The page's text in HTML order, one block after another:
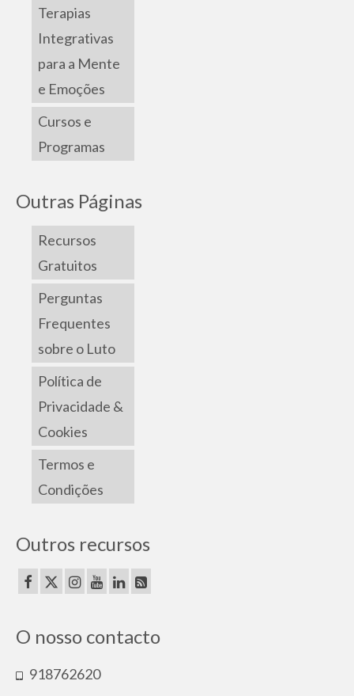
Terapias
Integrativas
para a Mente
e Emoções
Cursos e
Programas
Outras Páginas
Recursos
Gratuitos
Perguntas
Frequentes
sobre o Luto
Política de
Privacidade &
Cookies
Termos e
Condições
Outros recursos
O nosso contacto
918762620